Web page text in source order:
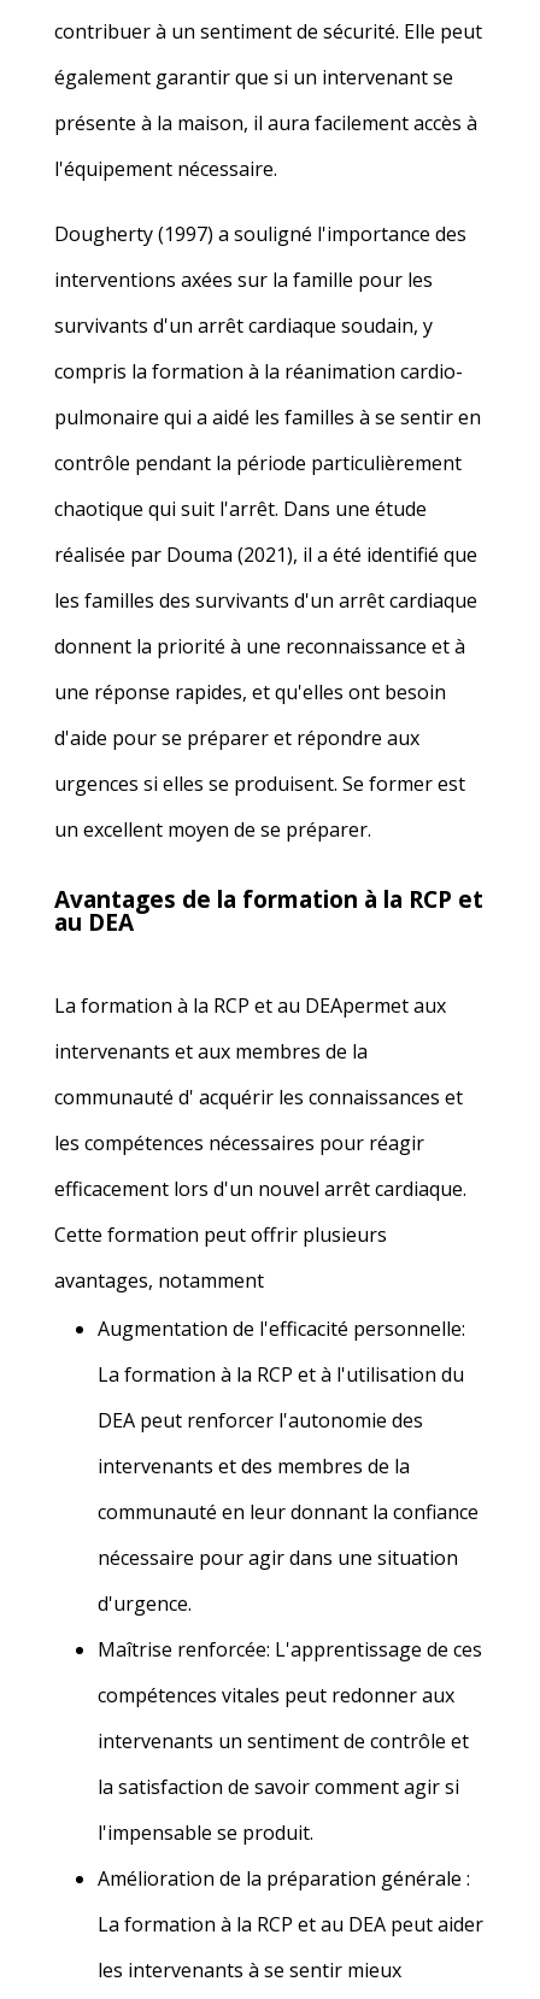
contribuer à un sentiment de sécurité. Elle peut
également garantir que si un intervenant se
présente à la maison, il aura facilement accès à
l'équipement nécessaire.
Dougherty (1997) a souligné l'importance des
interventions axées sur la famille pour les
survivants d'un arrêt cardiaque soudain, y
compris la formation à la réanimation cardio-
pulmonaire qui a aidé les familles à se sentir en
contrôle pendant la période particulièrement
chaotique qui suit l'arrêt. Dans une étude
réalisée par Douma (2021), il a été identifié que
les familles des survivants d'un arrêt cardiaque
donnent la priorité à une reconnaissance et à
une réponse rapides, et qu'elles ont besoin
d'aide pour se préparer et répondre aux
urgences si elles se produisent. Se former est
un excellent moyen de se préparer.
Avantages de la formation à la RCP et
au DEA
La formation à la RCP et au DEApermet aux
intervenants et aux membres de la
communauté d' acquérir les connaissances et
les compétences nécessaires pour réagir
efficacement lors d'un nouvel arrêt cardiaque.
Cette formation peut offrir plusieurs
avantages, notamment
Augmentation de l'efficacité personnelle:
La formation à la RCP et à l'utilisation du
DEA peut renforcer l'autonomie des
intervenants et des membres de la
communauté en leur donnant la confiance
nécessaire pour agir dans une situation
d'urgence.
Maîtrise renforcée: L'apprentissage de ces
compétences vitales peut redonner aux
intervenants un sentiment de contrôle et
la satisfaction de savoir comment agir si
l'impensable se produit.
Amélioration de la préparation générale :
La formation à la RCP et au DEA peut aider
les intervenants à se sentir mieux